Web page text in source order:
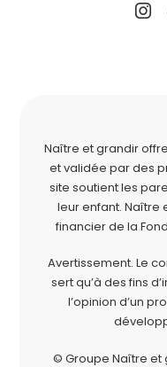
Naître et grandir
et validée par des
site soutient les
leur enfant. Naître
financier de la
Avertissement. Le
sert qu’à des fins
l’opinion d’un
© Groupe Naître et